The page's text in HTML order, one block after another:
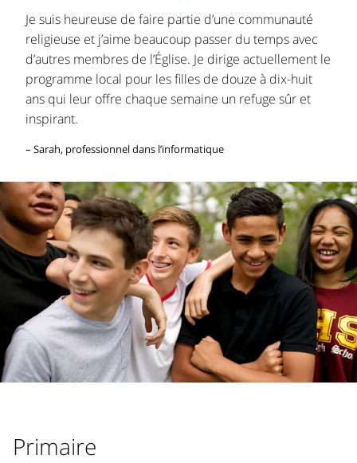
Je suis heureuse de faire partie d’une communauté
religieuse et j’aime beaucoup passer du temps avec
d’autres membres de l’Église. Je dirige actuellement le
programme local pour les filles de douze à dix-huit
ans qui leur offre chaque semaine un refuge sûr et
inspirant.
– Sarah, professionnel dans l’informatique
Primaire